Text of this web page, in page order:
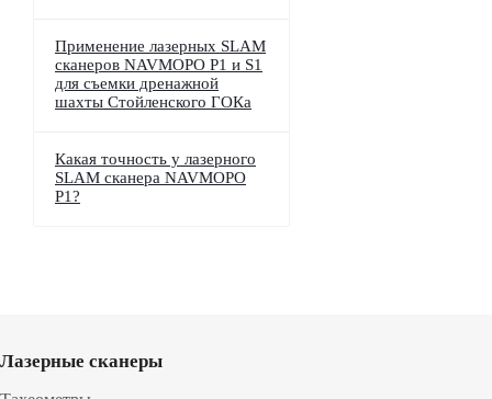
Применение лазерных SLAM
сканеров NAVMOPO P1 и S1
для съемки дренажной
шахты Стойленского ГОКа
Какая точность у лазерного
SLAM сканера NAVMOPO
P1?
Лазерные сканеры